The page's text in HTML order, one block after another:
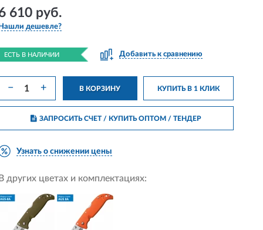
610 руб.
Нашли дешевле?
ЕСТЬ В НАЛИЧИИ Добавить к сравнению
− + В КОРЗИНУ КУПИТЬ В 1 КЛИК
ЗАПРОСИТЬ СЧЕТ / КУПИТЬ ОПТОМ/ ТЕНДЕР
Узнать о снижении цены
В других цветах и комплектациях: